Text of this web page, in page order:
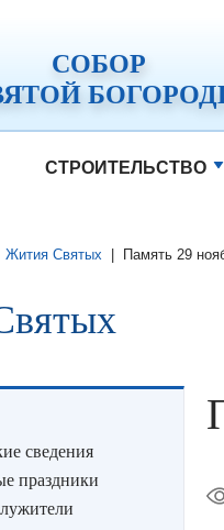
СОБОР
СТРОИТЕЛЬСТВО
Жития Святых | Память 29
сведения
праздники